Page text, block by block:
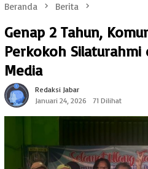
Beranda Berita
Genap 2 Tahun,
Perkokoh Silaturahmi
Media
Redaksi Jabar
Januari 24, 2026
71 Dilihat